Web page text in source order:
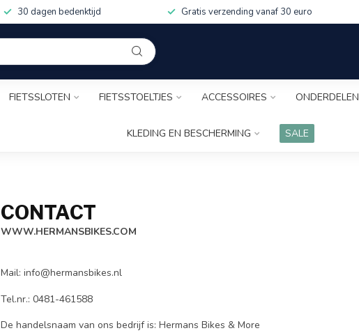
30 dagen bedenktijd Gratis verzending vanaf 30 euro
FIETSSLOTEN FIETSSTOELTJES ACCESSOIRES ONDERDELEN
KLEDING EN BESCHERMING SALE
CONTACT
WWW.HERMANSBIKES.COM
Mail: info@hermansbikes.nl
Tel.nr.: 0481-461588
De handelsnaam van ons bedrijf is: Hermans Bikes & More